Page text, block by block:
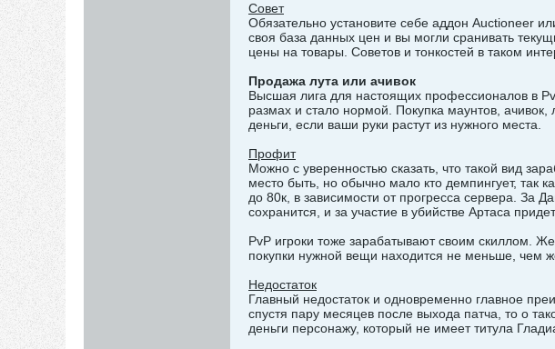
Совет
Обязательно установите себе аддон Auctioneer
своя база данных цен и вы могли сранивать
цены на товары. Советов и тонкостей в таком
Продажа лута или ачивок
Высшая лига для настоящих профессионалов в
размах и стало нормой. Покупка маунтов,
деньги, если ваши руки растут из нужного места.
Профит
Можно с уверенностью сказать, что такой вид
место быть, но обычно мало кто демпингует, так
до 80к, в зависимости от прогресса сервера.
сохранится, и за участие в убийстве Артаса
PvP игроки тоже зарабатывают своим скиллом.
покупки нужной вещи находится не меньше, чем
Недостаток
Главный недостаток и одновременно главное
спустя пару месяцев после выхода патча, то о
деньги персонажу, который не имеет титула